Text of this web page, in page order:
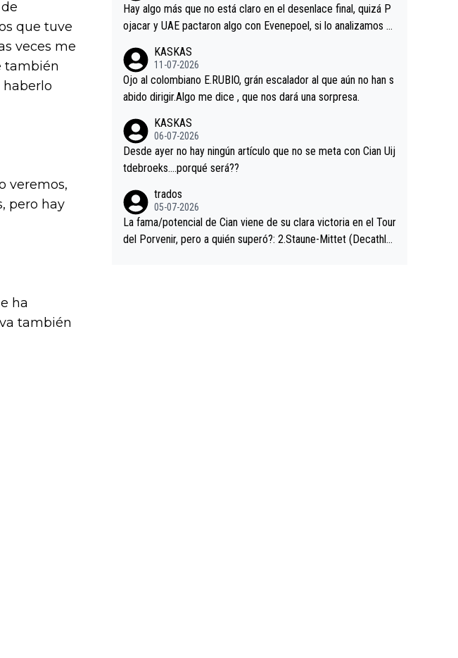
que tuve
veces me
también
haberlo
veremos,
pero hay
ha
también
en la que era capaz de controlar el miedo", recordó."
Hay algo más que no está claro en el desenlace final, quizá P
ojacar y UAE pactaron algo con Evenepoel, si lo analizamos P
casi sin pedalear, luego está el saludo con Evenepoel dándose
la mano de una manera muy fraternal, más allá de los típicos t
oques en el hombro con que saludaba a Vingegard. Ahí hubo u
o aprieta, a ver si por querer poner a Del Toro con calzador e
n posición de podio UAE y Pojacar se van complicar el tour.
KASKAS
11-07-2026
Ojo al colombiano E.RUBIO, grán escalador al que aún no han s
abido dirigir.Algo me dice , que nos dará una sorpresa.
KASKAS
06-07-2026
Desde ayer no hay ningún artículo que no se meta con Cian Uij
tdebroeks….porqué será??
trados
05-07-2026
La fama/potencial de Cian viene de su clara victoria en el Tour
del Porvenir, pero a quién superó?: 2.Staune-Mittet (Decathlo